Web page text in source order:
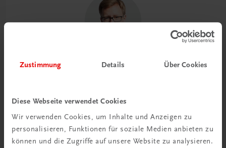
Zustimmung Details Über Cookies
Diese Webseite verwendet Cookies
Wir verwenden Cookies, um Inhalte und Anzeigen zu
personalisieren, Funktionen für soziale Medien anbieten zu
können und die Zugriffe auf unsere Website zu analysieren.
Endlich digitale und fundierte
Mitarbeiter/innen, die sich weiterbilden wollen.
Und das Ganze zeitgemäß und knackig auf den
Punkt gebracht.